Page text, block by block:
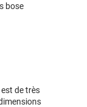
bose
de très